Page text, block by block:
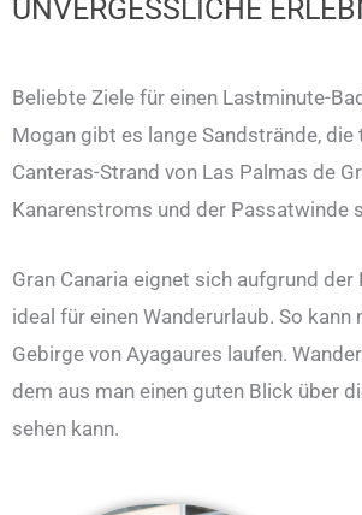
UNVERGESSLICHE
Beliebte Ziele für einen Lastminute-
Mogan gibt es lange Sandstrände,
Canteras-Strand von Las Palmas de
Kanarenstroms und der Passatwinde
Gran Canaria eignet sich aufgrund
ideal für einen Wanderurlaub. So
Gebirge von Ayagaures laufen.
dem aus man einen guten Blick über
sehen kann.